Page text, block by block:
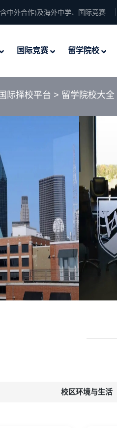
中外合作)及海外中学、国际竞赛
国际竞赛 留学院校
国际择校平台 > 留学院校大全
校区环境与生活